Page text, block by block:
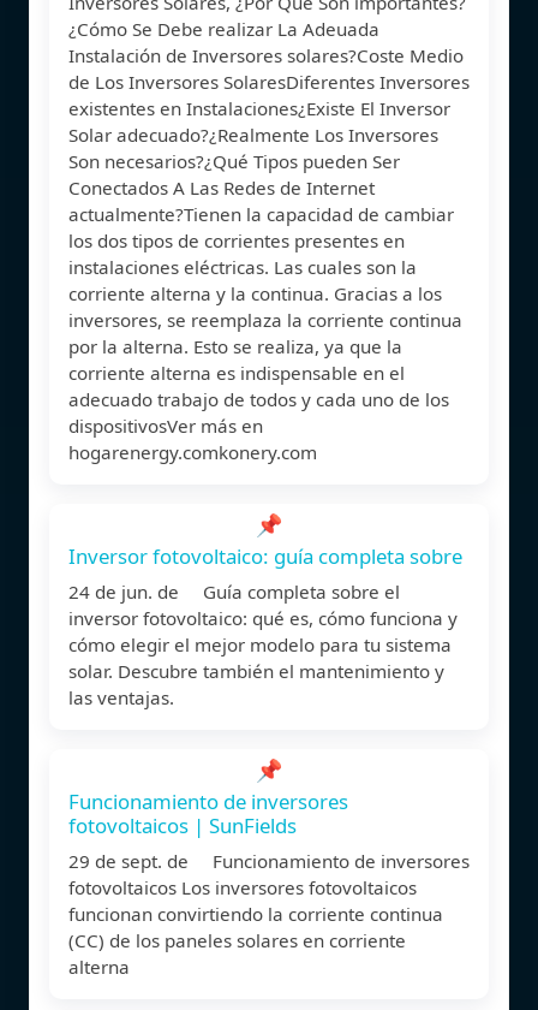
¿Cómo Se Debe realizar La Adeuada
Instalación de Inversores solares?Coste Medio
de Los Inversores SolaresDiferentes Inversores
existentes en Instalaciones¿Existe El Inversor
Solar adecuado?¿Realmente Los Inversores
Son necesarios?¿Qué Tipos pueden Ser
Conectados A Las Redes de Internet
actualmente?Tienen la capacidad de cambiar
los dos tipos de corrientes presentes en
instalaciones eléctricas. Las cuales son la
corriente alterna y la continua. Gracias a los
inversores, se reemplaza la corriente continua
por la alterna. Esto se realiza, ya que la
corriente alterna es indispensable en el
adecuado trabajo de todos y cada uno de los
dispositivosVer más en
hogarenergy.comkonery.com
📌
Inversor fotovoltaico: guía completa sobre
24 de jun. de Guía completa sobre el
inversor fotovoltaico: qué es, cómo funciona y
cómo elegir el mejor modelo para tu sistema
solar. Descubre también el mantenimiento y
las ventajas.
📌
Funcionamiento de inversores
fotovoltaicos | SunFields
29 de sept. de Funcionamiento de inversores
fotovoltaicos Los inversores fotovoltaicos
funcionan convirtiendo la corriente continua
(CC) de los paneles solares en corriente
alterna